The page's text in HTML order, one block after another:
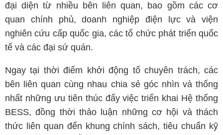
đại diện từ nhiều bên liên quan, bao gồm các cơ
quan chính phủ, doanh nghiệp điện lực và viện
nghiên cứu cấp quốc gia, các tổ chức phát triển quốc
tế và các đại sứ quán.
Ngay tại thời điểm khởi động tổ chuyên trách, các
bên liên quan cùng nhau chia sẻ góc nhìn và thống
nhất những ưu tiên thúc đẩy việc triển khai Hệ thống
BESS, đồng thời thảo luận những cơ hội và thách
thức liên quan đến khung chính sách, tiêu chuẩn kỹ